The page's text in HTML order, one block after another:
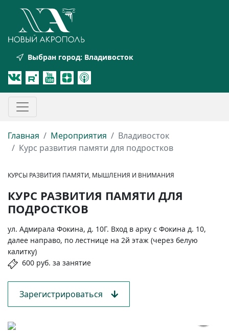
Выбран город: Владивосток
Главная Мероприятия
Владивосток
Курс развития памяти для подростков
КУРСЫ РАЗВИТИЯ ПАМЯТИ, МЫШЛЕНИЯ И ВНИМАНИЯ
КУРС РАЗВИТИЯ ПАМЯТИ ДЛЯ
ПОДРОСТКОВ
ул. Адмирала Фокина, д. 10Г. Вход в арку с Фокина д. 10,
далее направо, по лестнице на 2й этаж (через белую
калитку)
600 руб. за занятие
Зарегистрироваться